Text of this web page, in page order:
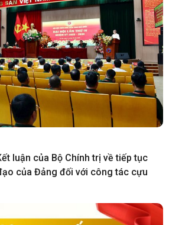
luận của Bộ Chính trị về tiếp tục
của Đảng đối với công tác cựu